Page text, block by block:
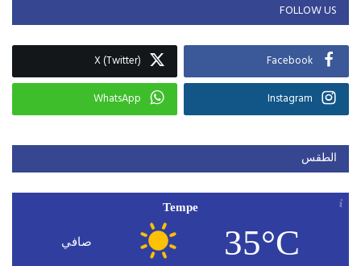
FOLLOW US
Facebook
X (Twitter)
Instagram
WhatsApp
الطقس
Tempe
35°C صافي